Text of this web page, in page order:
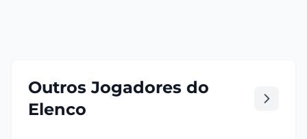
Outros Jogadores do
Elenco